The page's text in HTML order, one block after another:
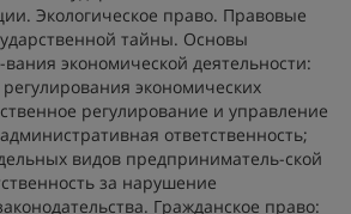
Экологическое право. Правовые
тайны. Основы
экономической деятельности:
экономических
регулирование и управление
ответственность;
видов предприниматель-ской
за нарушение
Гражданское право: